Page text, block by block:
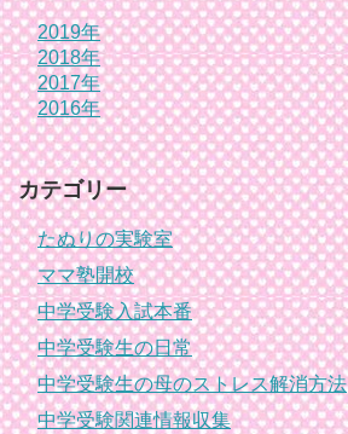
2019年
2018年
2017年
2016年
カテゴリー
たぬりの実験室
ママ塾開校
中学受験入試本番
中学受験生の日常
中学受験生の母のストレス解消方法
中学受験関連情報収集